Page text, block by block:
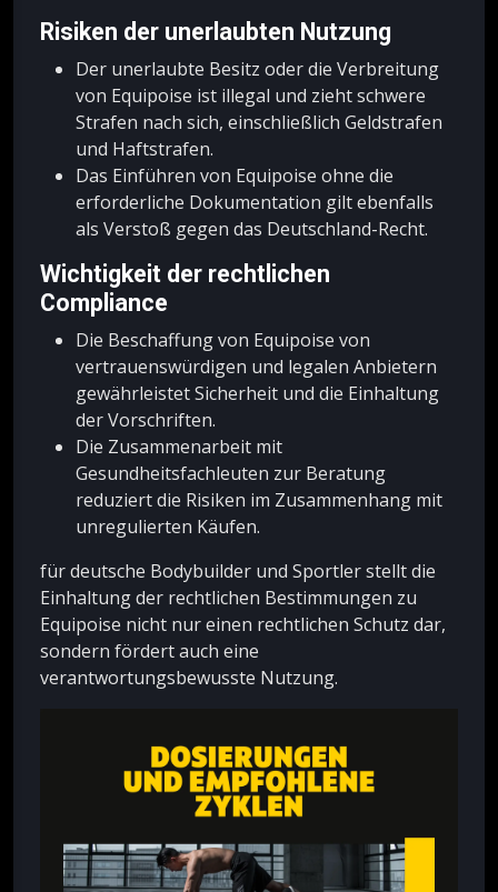
Risiken der unerlaubten Nutzung
Der unerlaubte Besitz oder die Verbreitung
von Equipoise ist illegal und zieht schwere
Strafen nach sich, einschließlich Geldstrafen
und Haftstrafen.
Das Einführen von Equipoise ohne die
erforderliche Dokumentation gilt ebenfalls
als Verstoß gegen das Deutschland-Recht.
Wichtigkeit der rechtlichen
Compliance
Die Beschaffung von Equipoise von
vertrauenswürdigen und legalen Anbietern
gewährleistet Sicherheit und die Einhaltung
der Vorschriften.
Die Zusammenarbeit mit
Gesundheitsfachleuten zur Beratung
reduziert die Risiken im Zusammenhang mit
unregulierten Käufen.
für deutsche Bodybuilder und Sportler stellt die
Einhaltung der rechtlichen Bestimmungen zu
Equipoise nicht nur einen rechtlichen Schutz dar,
sondern fördert auch eine
verantwortungsbewusste Nutzung.